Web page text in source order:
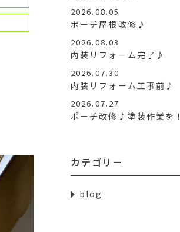
2026.08.05
ポーチ屋根改修♪
2026.08.03
内装リフォーム完了♪
2026.07.30
内装リフォーム工事前♪
2026.07.27
ポーチ改修♪塗装作業を！
カテゴリー
blog